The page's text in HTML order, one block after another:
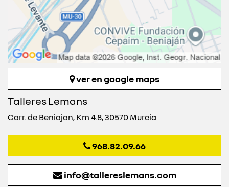
ver en google maps
Talleres Lemans
Carr. de Beniajan, Km 4.8, 30570 Murcia
968.82.09.66
info@tallereslemans.com